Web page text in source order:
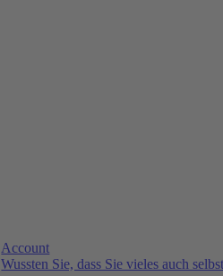
Account
Wussten Sie, dass Sie vieles auch